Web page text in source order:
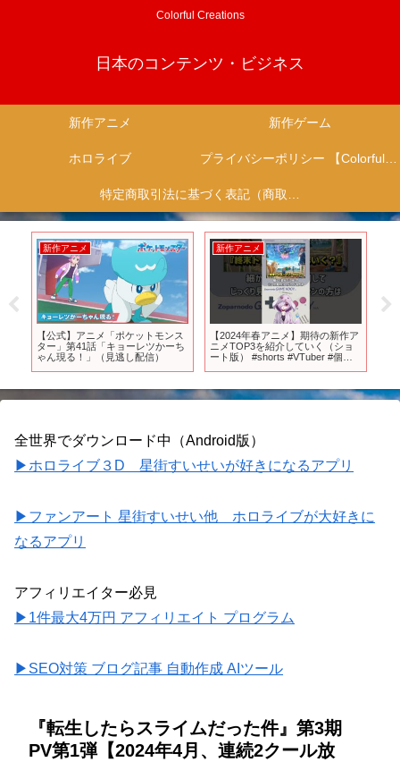
Colorful Creations
日本のコンテンツ・ビジネス
新作アニメ 新作ゲーム
ホロライブ プライバシーポリシー 【Colorful Creation】
特定商取引法に基づく表記（商取引に関する開示）
新作アニメ
【公式】アニメ「ポケットモンス
ター」第41話「キョーレツかーち
ゃん現る！」（見逃し配信）
新作アニメ
【2024年春アニメ】期待の新作ア
ニメTOP3を紹介していく（ショ
ート版） #shorts #VTuber #個人
全世界でダウンロード中（Android版）
▶ホロライブ３D 星街すいせいが好きになるアプリ
▶ファンアート 星街すいせい他 ホロライブが大好きに
なるアプリ
アフィリエイター必見
▶1件最大4万円 アフィリエイト プログラム
▶SEO対策 ブログ記事 自動作成 AIツール
『転生したらスライムだった件』第3期
PV第1弾【2024年4月、連続2クール放